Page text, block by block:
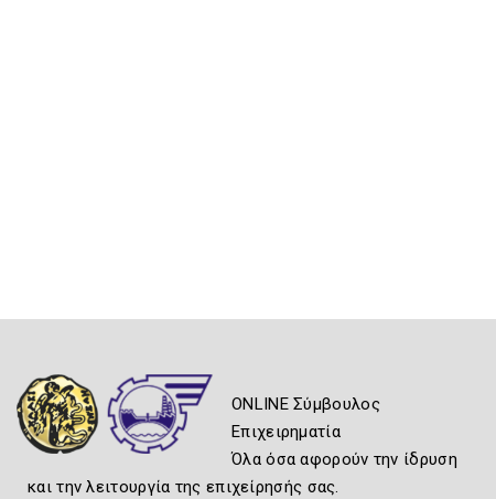
ONLINE Σύμβουλος
Επιχειρηματία
Όλα όσα αφορούν την ίδρυση
και την λειτουργία της επιχείρησής σας.